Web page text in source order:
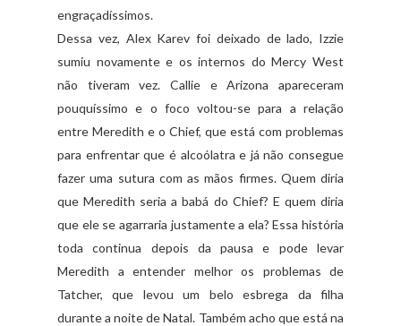
engraçadíssimos.
Dessa vez, Alex Karev foi deixado de lado, Izzie
sumiu novamente e os internos doMercy West
não tiveram vez. Callie e Arizona apareceram
pouquíssimo e o foco voltou-se para a relação
entre Meredith e o Chief, que está com problemas
para enfrentar que é alcoólatra e já não consegue
fazer uma sutura com as mãos firmes. Quem diria
queMeredith seria a babá do Chief? E quem diria
que ele se agarraria justamente a ela? Essa história
toda continua depois da pausa e pode levar
Meredith a entender melhor os problemas de
Tatcher, que levou um beloesbrega da filha
durante a noite de Natal. Também acho que está na